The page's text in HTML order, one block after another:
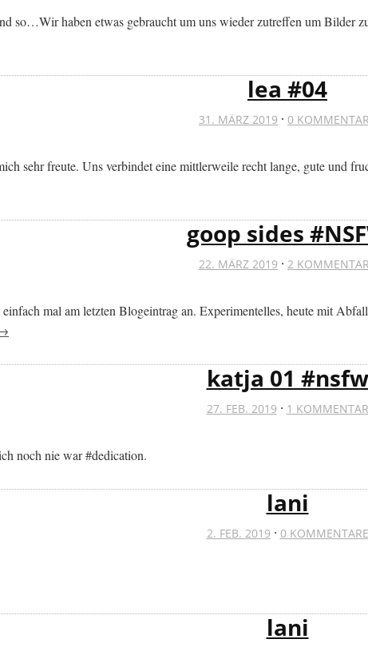
so…Wir haben etwas gebraucht um uns wieder zutreffen um Bilder
lea #04
31. MÄRZ 2019 · 0
sehr freute. Uns verbindet eine mittlerweile recht lange, gute und
goop sides
22. MÄRZ 2019 · 2
mal am letzten Blogeintrag an. Experimentelles, heute mit
katja 01 #nsfw
27. FEB. 2019 · 1 KOMMENTAR
noch nie war #dedication.
lani
2. FEB. 2019 · 0 KOMMENTARE
lani